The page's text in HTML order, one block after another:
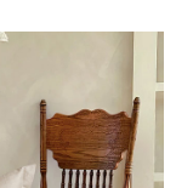
無須另外申請。
轉到大哥付的交易
日，確認付款後即完
認頁面所載為準。
過，訂單將自動取
式。 讓您購物簡單